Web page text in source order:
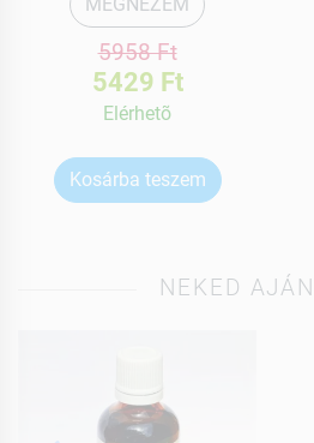
5958 Ft
5429 Ft
Elérhetõ
Kosárba teszem
NEKED